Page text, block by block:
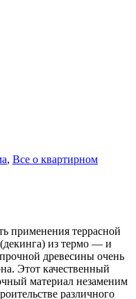
, Все о квартирном
применения террасной
из термо — и
древесины очень
Этот качественный
материал незаменим
различного